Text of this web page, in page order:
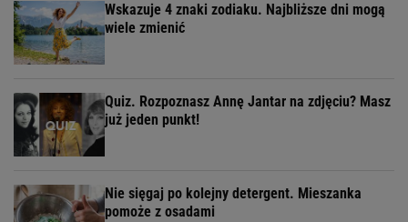
Wskazuje 4 znaki zodiaku. Najbliższe dni mogą
wiele zmienić
Quiz. Rozpoznasz Annę Jantar na zdjęciu? Masz
już jeden punkt!
Nie sięgaj po kolejny detergent. Mieszanka
pomoże z osadami